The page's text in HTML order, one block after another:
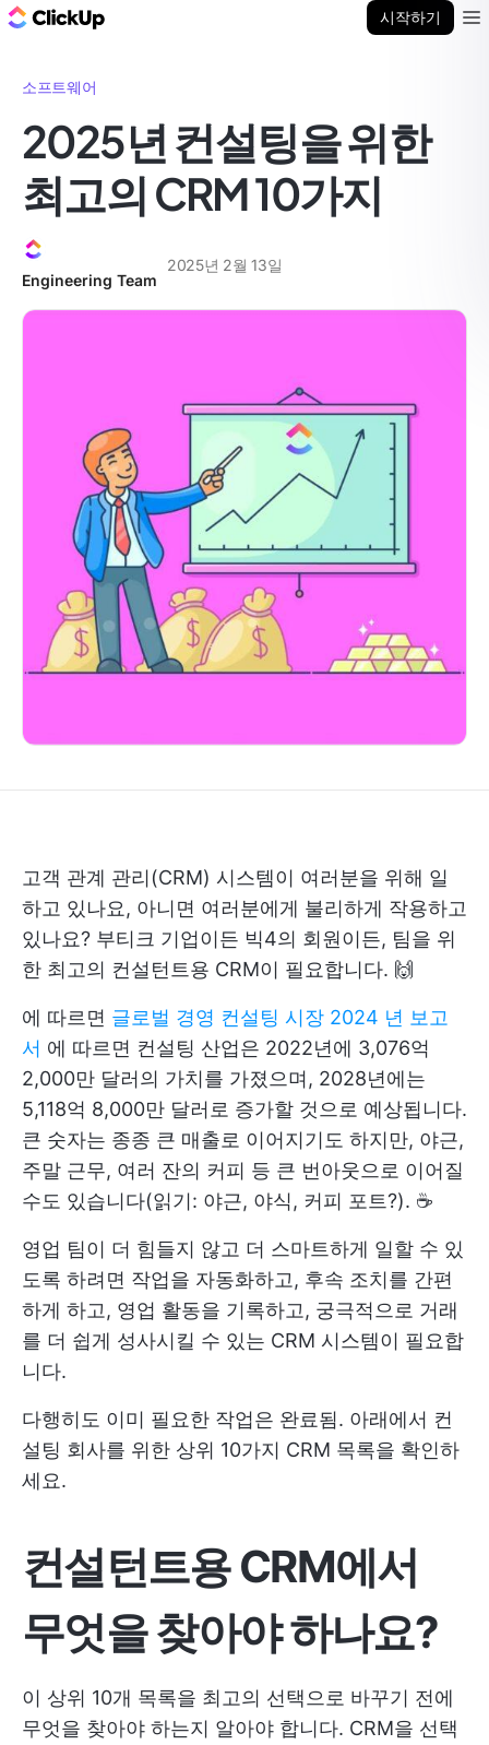
시작하기
소프트웨어
2025년 컨설팅을 위한
최고의 CRM 10가지
Engineering Team
2025년 2월 13일
고객 관계 관리(CRM) 시스템이 여러분을 위해 일
하고 있나요, 아니면 여러분에게 불리하게 작용하고
있나요? 부티크 기업이든 빅4의 회원이든, 팀을 위
한 최고의 컨설턴트용 CRM이 필요합니다. 🙌
에 따르면 글로벌 경영 컨설팅 시장 2024 년 보고
서 에 따르면 컨설팅 산업은 2022년에 3,076억
2,000만 달러의 가치를 가졌으며, 2028년에는
5,118억 8,000만 달러로 증가할 것으로 예상됩니다.
큰 숫자는 종종 큰 매출로 이어지기도 하지만, 야근,
주말 근무, 여러 잔의 커피 등 큰 번아웃으로 이어질
수도 있습니다(읽기: 야근, 야식, 커피 포트?). ☕
영업 팀이 더 힘들지 않고 더 스마트하게 일할 수 있
도록 하려면 작업을 자동화하고, 후속 조치를 간편
하게 하고, 영업 활동을 기록하고, 궁극적으로 거래
를 더 쉽게 성사시킬 수 있는 CRM 시스템이 필요합
니다.
다행히도 이미 필요한 작업은 완료됨. 아래에서 컨
설팅 회사를 위한 상위 10가지 CRM 목록을 확인하
세요.
컨설턴트용 CRM에서
무엇을 찾아야 하나요?
이 상위 10개 목록을 최고의 선택으로 바꾸기 전에
무엇을 찾아야 하는지 알아야 합니다. CRM을 선택